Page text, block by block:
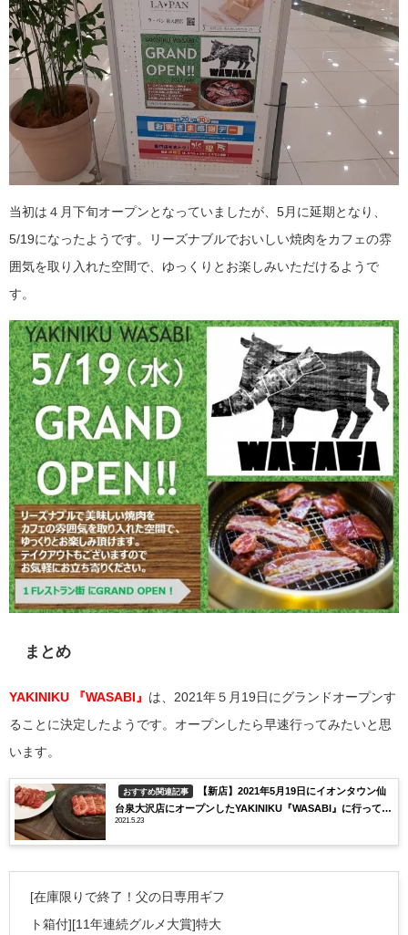
当初は４月下旬オープンとなっていましたが、5月に延期となり、
5/19になったようです。 リーズナブルでおいしい焼肉をカフェの雰
囲気を取り入れた空間で、 ゆっくりとお楽しみいただけるようで
す。
まとめ
YAKINIKU 『WASABI』 は、2021年５月19日にグランドオープンす
ることに決定したようです。オープンしたら早速行ってみたいと思
います。
おすすめ関連記事
【新店】2021年5月19日にイオンタウン仙
台泉大沢店にオープンしたYAKINIKU『WASABI』に行ってみ
た！
2021.5.23
[在庫限りで終了！父の日専用ギフ
ト箱付][11年連続グルメ大賞]特大